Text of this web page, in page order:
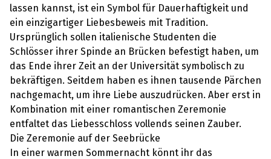
lassen kannst, ist ein Symbol für Dauerhaftigkeit und
ein einzigartiger Liebesbeweis mit Tradition.
Ursprünglich sollen italienische Studenten die
Schlösser ihrer Spinde an Brücken befestigt haben, um
das Ende ihrer Zeit an der Universität symbolisch zu
bekräftigen. Seitdem haben es ihnen tausende Pärchen
nachgemacht, um ihre Liebe auszudrücken. Aber erst in
Kombination mit einer romantischen Zeremonie
entfaltet das Liebesschloss vollends seinen Zauber.
Die Zeremonie auf der Seebrücke
In einer warmen Sommernacht könnt ihr das